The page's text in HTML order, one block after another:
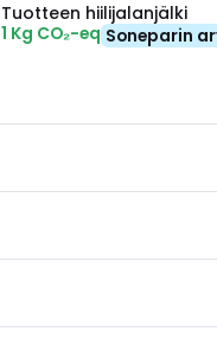
Tuotteen hiilijalanjälki
1 Kg CO₂-eq Soneparin